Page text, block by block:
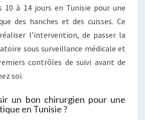
10 à 14 jours en Tunisie pour une
des hanches et des cuisses. Ce
l’intervention, de passer la
sous surveillance médicale et
contrôles de suivi avant de
soi.
un bon chirurgien pour une
en Tunisie ?